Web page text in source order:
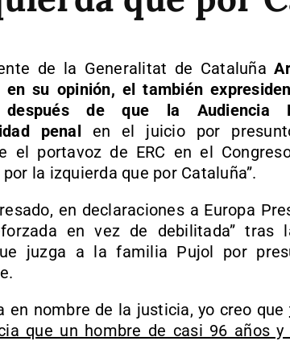
de la Generalitat de Cataluña
en su opinión, el también
después de que la Audiencia
penal en el juicio por
el portavoz de ERC en el
la izquierda que por Cataluña”.
en declaraciones a Europa
en vez de debilitada” tras
juzga a la familia Pujol por
en nombre de la justicia, yo creo que
que un hombre de casi 96 años